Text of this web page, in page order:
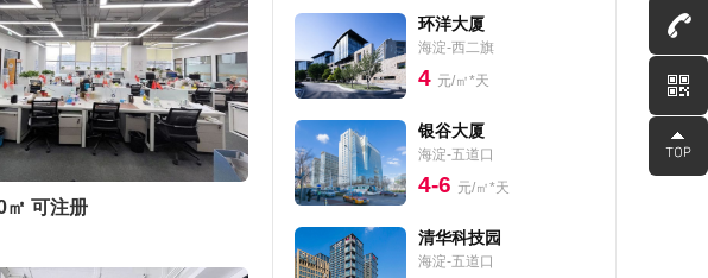
㎡ 可注册
环洋大厦
海淀-西二旗
4 元/㎡*天
银谷大厦
海淀-五道口
4-6 元/㎡*天
清华科技园
海淀-五道口